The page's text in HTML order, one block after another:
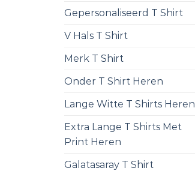
Gepersonaliseerd T Shirt
V Hals T Shirt
Merk T Shirt
Onder T Shirt Heren
Lange Witte T Shirts Heren
Extra Lange T Shirts Met
Print Heren
Galatasaray T Shirt